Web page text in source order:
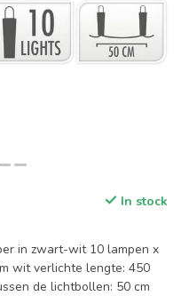
In stock
in zwart-wit 10 lampen x
wit verlichte lengte: 450
de lichtbollen: 50 cm